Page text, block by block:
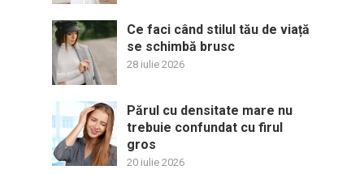
Ce faci când stilul tău de viață
se schimbă brusc
28 iulie 2026
Părul cu densitate mare nu
trebuie confundat cu firul
gros
20 iulie 2026